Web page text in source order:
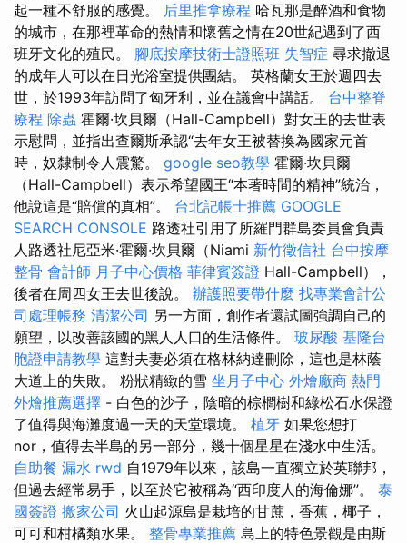
起一種不舒服的感覺。 后里推拿療程 哈瓦那是醉酒和食物
的城市，在那裡革命的熱情和懷舊之情在20世紀遇到了西
班牙文化的殖民。 腳底按摩技術士證照班 失智症 尋求撤退
的成年人可以在日光浴室提供團結。 英格蘭女王於週四去
世，於1993年訪問了匈牙利，並在議會中講話。 台中整脊
療程 除蟲 霍爾·坎貝爾（Hall-Campbell）對女王的去世表
示慰問，並指出查爾斯承認“去年女王被替換為國家元首
時，奴隸制令人震驚。 google seo教學 霍爾·坎貝爾
（Hall-Campbell）表示希望國王“本著時間的精神”統治，
他說這是“賠償的真相”。 台北記帳士推薦 GOOGLE
SEARCH CONSOLE 路透社引用了所羅門群島委員會負責
人路透社尼亞米·霍爾·坎貝爾（Niami 新竹徵信社 台中按摩
整骨 會計師 月子中心價格 菲律賓簽證 Hall-Campbell），
後者在周四女王去世後說。 辦護照要帶什麼 找專業會計公
司處理帳務 清潔公司 另一方面，創作者還試圖強調自己的
願望，以改善該國的黑人人口的生活條件。 玻尿酸 基隆台
胞證申請教學 這對夫妻必須在格林納達刪除，這也是林蔭
大道上的失敗。 粉狀精緻的雪 坐月子中心 外燴廠商 熱門
外燴推薦選擇 - 白色的沙子，陰暗的棕櫚樹和綠松石水保證
了值得與海灘度過一天的天堂環境。 植牙 如果您想打
nor，值得去半島的另一部分，幾十個星星在淺水中生活。
自助餐 漏水 rwd 自1979年以來，該島一直獨立於英聯邦，
但過去經常易手，以至於它被稱為“西印度人的海倫娜”。 泰
國簽證 搬家公司 火山起源島是栽培的甘蔗，香蕉，椰子，
可可和柑橘類水果。 整骨專業推薦 島上的特色景觀是由斯